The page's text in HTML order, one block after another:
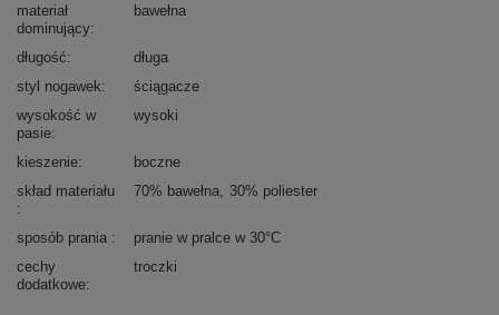
materiał
dominujący
bawełna
długość
długa
styl nogawek
ściągacze
wysokość w
pasie
wysoki
kieszenie
boczne
skład materiału
70% bawełna 30% poliester
sposób prania
pranie w pralce w 30°C
cechy
dodatkowe
troczki